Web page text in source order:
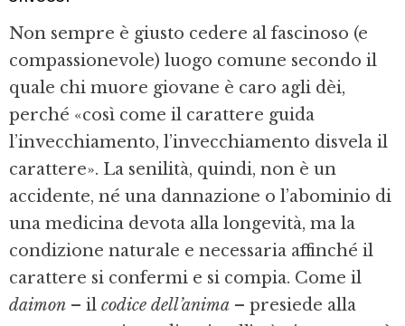
Non sempre è giusto cedere al fascinoso (e
compassionevole) luogo comune secondo il
quale chi muore giovane è caro agli dèi,
perché «così come il carattere guida
l’invecchiamento, l’invecchiamento disvela il
carattere». La senilità, quindi, non è un
accidente, né una dannazione o l’abominio di
una medicina devota alla longevità, ma la
condizione naturale e necessaria affinché il
carattere si confermi e si compia. Come il
daimon – il codice dell’anima – presiede alla